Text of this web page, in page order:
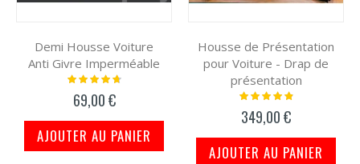
Demi Housse Voiture
Anti Givre Imperméable
Notation:
69,00 €
AJOUTER AU PANIER
Housse de Présentation
pour Voiture - Drap de
présentation
Notation:
349,00 €
AJOUTER AU PANIER